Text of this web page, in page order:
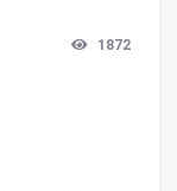
1872